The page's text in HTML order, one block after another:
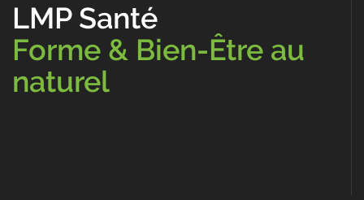
LMP Santé
Forme & Bien-Être au
naturel